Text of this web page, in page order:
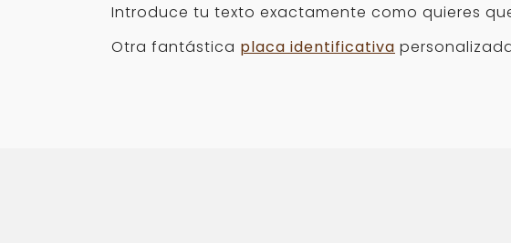
Introduce tu texto exactamente como quieres
Otra fantástica placa identificativa